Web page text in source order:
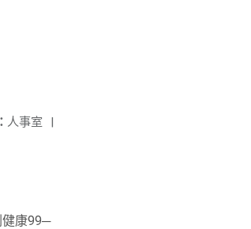
人事室 |
健康99─